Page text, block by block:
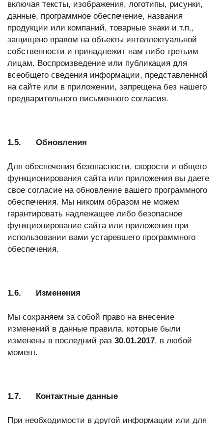
включая тексты, изображения, логотипы, рисунки,
данные, программное обеспечение, названия
продукции или компаний, товарные знаки и т.п.,
защищено правом на объекты интеллектуальной
собственности и принадлежит нам либо третьим
лицам. Воспроизведение или публикация для
всеобщего сведения информации, представленной
на сайте или в приложении, запрещена без нашего
предварительного письменного согласия.
1.5. Обновления
Для обеспечения безопасности, скорости и общего
функционирования сайта или приложения вы даете
свое согласие на обновление вашего программного
обеспечения. Мы никоим образом не можем
гарантировать надлежащее либо безопасное
функционирование сайта или приложения при
использовании вами устаревшего программного
обеспечения.
1.6. Изменения
Мы сохраняем за собой право на внесение
изменений в данные правила, которые были
изменены в последний раз 30.01.2017, в любой
момент.
1.7. Контактные данные
При необходимости в другой информации или для